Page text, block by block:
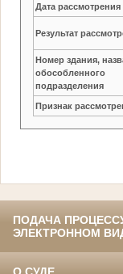
Дата рассмотрения
Результат
Номер здания,
обособленного
подразделения
Признак
ПОДАЧА
ЭЛЕКТРОННОМ